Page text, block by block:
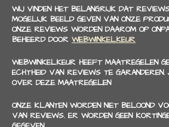
WIJ VINDEN HET BELANGRIJK DAT
MOGELIJK BEELD GEVEN VAN ONZE
ONZE REVIEWS WORDEN DAAROM OP
BEHEERD DOOR WEBWINKELKEUR
WEBWINKELKEUR HEEFT MAATREGELEN
ECHTHEID VAN REVIEWS TE GARANDEREN.
OVER DEZE MAATREGELEN
ONZE KLANTEN WORDEN NIET BELOOND
VAN REVIEWS. ER WORDEN GEEN